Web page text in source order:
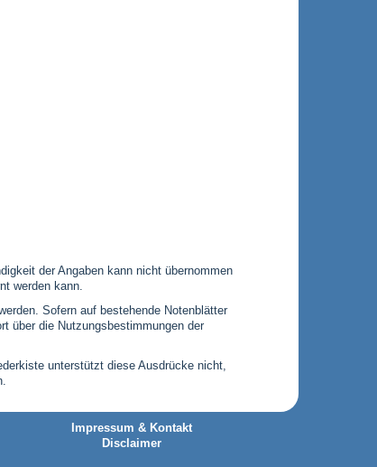
der Angaben kann nicht übernommen
werden kann.
Sofern auf bestehende Notenblätter
über die Nutzungsbestimmungen der
unterstützt diese Ausdrücke nicht,
Impressum & Kontakt
Disclaimer